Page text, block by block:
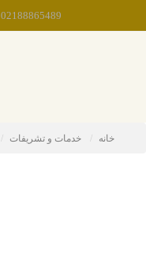
02188865489
خانه خدمات و تشریفات